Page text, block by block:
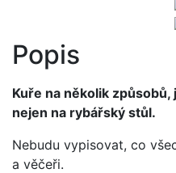
Popis
Kuře na několik
nejen na rybářský stůl.
Nebudu vypisovat, co
a věčeři.